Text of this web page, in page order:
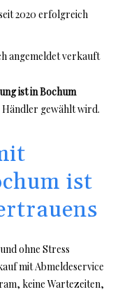
2020 erfolgreich
angemeldet verkauft
ist in Bochum
gewählt wird.
ist
ohne Stress
mit Abmeldeservice
keine Wartezeiten,